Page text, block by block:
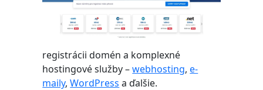
registrácii domén a komplexné
hostingové služby –webhosting,e-
maily,WordPress a ďalšie.